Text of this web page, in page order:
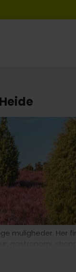
muligheder.